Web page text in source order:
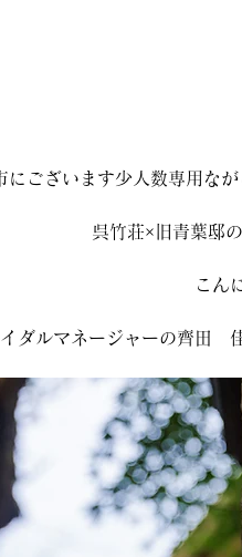
にございます少人数専用な
呉竹荘×旧青葉邸
こん
ダルマネージャーの齊田　